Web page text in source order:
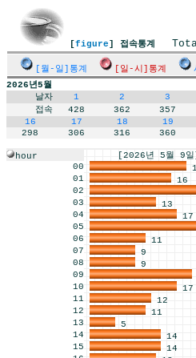
[figure] 접속통계
[월-일]통계 [일-시]통계
2026년5월
날자
1 2 3
접속
428 362 357
16
17 18 19
298
306 316 360
hour
[2026년 5월 9일]
00
01
16
02
03
13
04
17
05
06
11
07
9
08
9
09
10
17
11
12
12
11
13
5
14
14
15
14